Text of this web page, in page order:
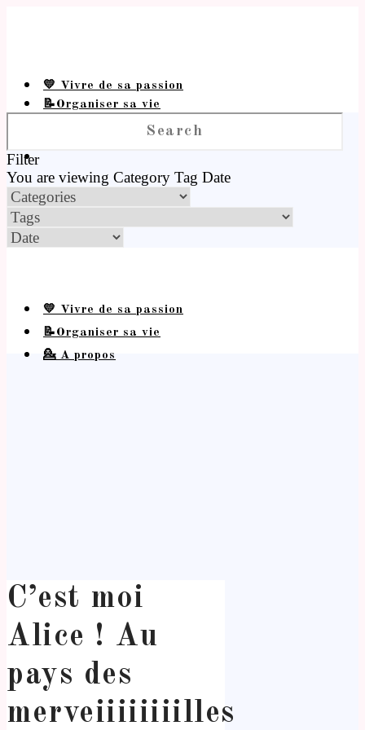
💛 Vivre de sa passion
📝Organiser sa vie
Filter
You are viewing Category Tag Date
💛 Vivre de sa passion
📝Organiser sa vie
💁 A propos
C’est moi
Alice ! Au
pays des
merveiiiiiiiilles